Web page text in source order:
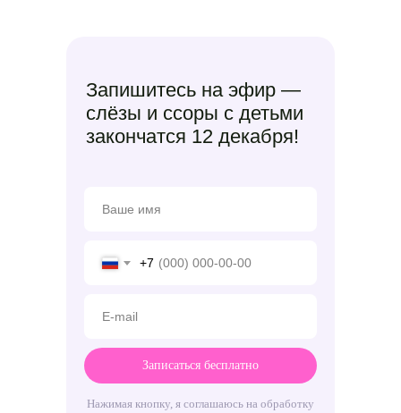
Запишитесь на эфир —
слёзы и ссоры с детьми
закончатся 12 декабря!
+7
Записаться бесплатно
Нажимая кнопку, я соглашаюсь на обработку